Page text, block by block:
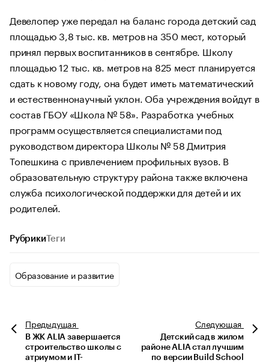
Девелопер уже передал на баланс города детский сад
площадью 3,8 тыс. кв. метров на 350 мест, который
принял первых воспитанников в сентябре. Школу
площадью 12 тыс. кв. метров на 825 мест планируется
сдать к новому году, она будет иметь математический
и естественнонаучный уклон. Оба учреждения войдут в
состав ГБОУ «Школа № 58». Разработка учебных
программ осуществляется специалистами под
руководством директора Школы № 58 Дмитрия
Топешкина с привлечением профильных вузов. В
образовательную структуру района также включена
служба психологической поддержки для детей и их
родителей.
Рубрики Теги
Образование и развитие
Предыдущая
В ЖК ALIA завершается
строительство школы с
атриумом и IT-
Следующая
Детский сад в жилом
районе ALIA стал лучшим
по версии Build School